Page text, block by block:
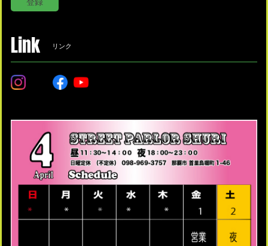
登録
Link リンク